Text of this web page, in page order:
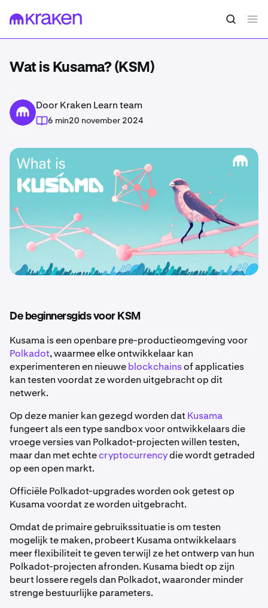
Wat is Kusama? (KSM)
Door Kraken Learn team
6 min20 november 2024
De beginnersgids voor KSM
Kusama is een openbare pre-productieomgeving voor
Polkadot, waarmee elke ontwikkelaar kan
experimenteren en nieuweblockchainsof applicaties
kan testen voordat ze worden uitgebracht op dit
netwerk.
Op deze manier kan gezegd worden datKusama
fungeert als een type sandbox voor ontwikkelaars die
vroege versies van Polkadot-projecten willen testen,
maar dan met echtecryptocurrencydie wordt getraded
op een open markt.
Officiële Polkadot-upgrades worden ook getest op
Kusama voordat ze worden uitgebracht.
Omdat de primaire gebruikssituatie is om testen
mogelijk te maken, probeert Kusama ontwikkelaars
meer flexibiliteit te geven terwijl ze het ontwerp van hun
Polkadot-projecten afronden. Kusama biedt op zijn
beurt lossere regels dan Polkadot, waaronder minder
strenge bestuurlijke parameters.